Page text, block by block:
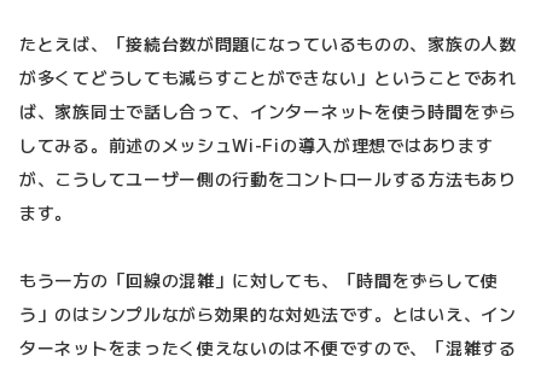
たとえば、「接続台数が問題になっているものの、家族の人数
が多くてどうしても減らすことができない」ということであれ
ば、家族同士で話し合って、インターネットを使う時間をずら
してみる。前述のメッシュWi-Fiの導入が理想ではあります
が、こうしてユーザー側の行動をコントロールする方法もあり
ます。
もう一方の「回線の混雑」に対しても、「時間をずらして使
う」のはシンプルながら効果的な対処法です。とはいえ、イン
ターネットをまったく使えないのは不便ですので、「混雑する